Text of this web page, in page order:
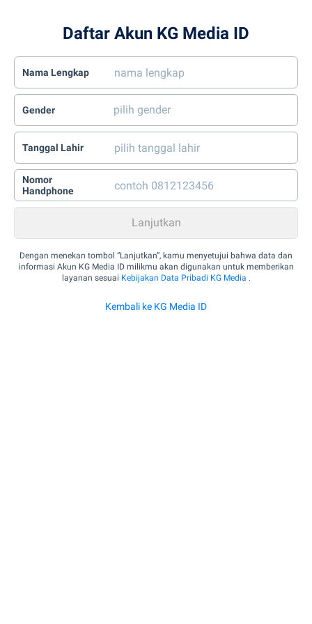
Daftar Akun KG Media ID
Nama Lengkap
Gender
Tanggal Lahir
Nomor
Handphone
Dengan menekan tombol “Lanjutkan”, kamu menyetujui bahwa data dan
informasi Akun KG Media ID milikmu akan digunakan untuk memberikan
layanan sesuai Kebijakan Data Pribadi KG Media .
Kembali ke KG Media ID